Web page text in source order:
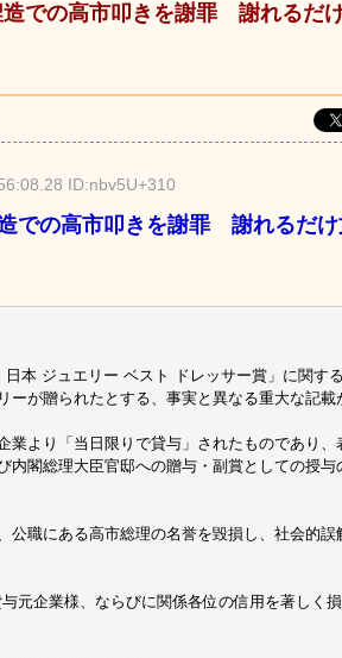
での高市叩きを謝罪 謝れるだ
ID:nbv5U+310
での高市叩きを謝罪 謝れるだけ
本 ジュエリー ベスト ドレッサー賞」に関す
が贈られたとする、事実と異なる重大な記載
業より「当日限りで貸与」されたものであり、
内閣総理大臣官邸への贈与・副賞としての授
公職にある高市総理の名誉を毀損し、社会的誤
元企業様、ならびに関係各位の信用を著しく